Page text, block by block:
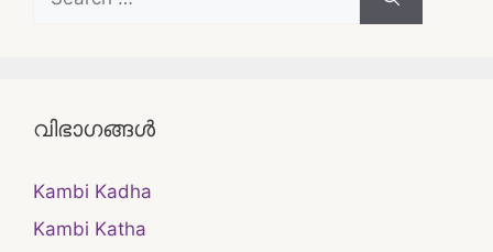
for:
വിഭാഗങ്ങൾ
Kambi Kadha
Kambi Katha